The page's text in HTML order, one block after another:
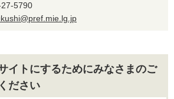
27-5790
イトにするためにみなさまのご
ださい